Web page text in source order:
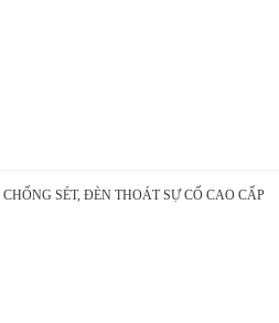
SÉT, ĐÈN THOÁT SỰ CỐ CAO CẤP